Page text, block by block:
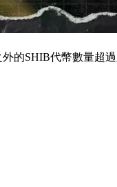
的SHIB代幣數量超過